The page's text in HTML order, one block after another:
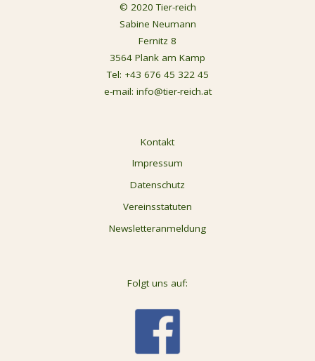
© 2020 Tier-reich
Sabine Neumann
Fernitz 8
3564 Plank am Kamp
Tel: +43 676 45 322 45
e-mail: info@tier-reich.at
Kontakt
Impressum
Datenschutz
Vereinsstatuten
Newsletteranmeldung
Folgt uns auf: